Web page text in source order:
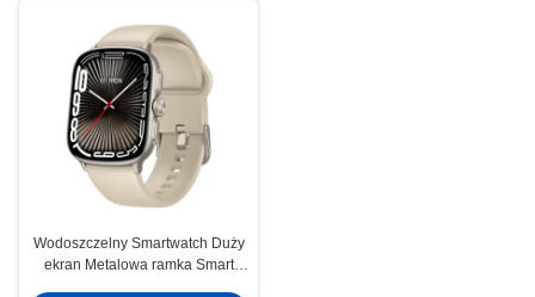
Wodoszczelny Smartwatch Duży
ekran Metalowa ramka Smart